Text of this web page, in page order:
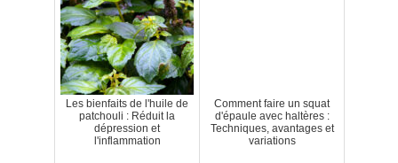
Les bienfaits de l'huile de
patchouli : Réduit la
dépression et
l'inflammation
Comment faire un squat
d'épaule avec haltères :
Techniques, avantages et
variations